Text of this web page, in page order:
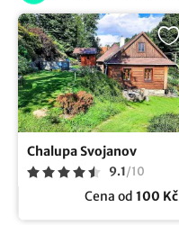
Chalupa Svojanov
9.1/10
Cena od 100 Kč